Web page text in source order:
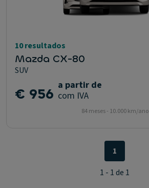
10 resultados
Mazda CX-80
SUV
€ 956 a partir de
com IVA
84 meses - 10.000 km/ano
1
1 - 1 de 1